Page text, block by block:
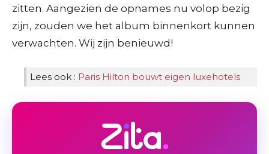
zitten. Aangezien de opnames nu volop bezig
zijn, zouden we het album binnenkort kunnen
verwachten. Wij zijn benieuwd!
Lees ook : Paris Hilton bouwt eigen luxehotels